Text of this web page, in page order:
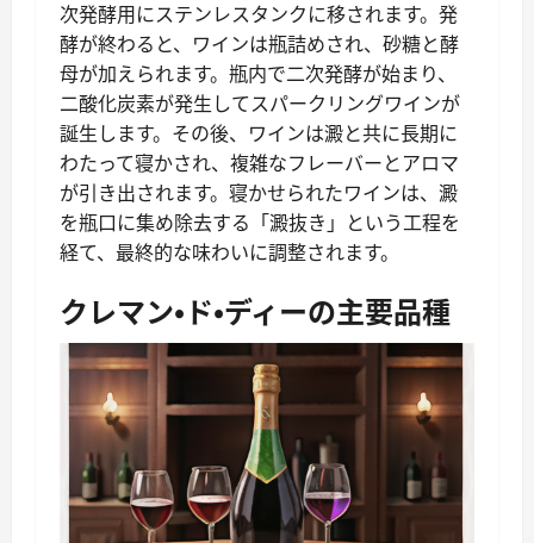
次発酵用にステンレスタンクに移されます。発
酵が終わると、ワインは瓶詰めされ、砂糖と酵
母が加えられます。瓶内で二次発酵が始まり、
二酸化炭素が発生してスパークリングワインが
誕生します。その後、ワインは澱と共に長期に
わたって寝かされ、複雑なフレーバーとアロマ
が引き出されます。寝かせられたワインは、澱
を瓶口に集め除去する「澱抜き」という工程を
経て、最終的な味わいに調整されます。
クレマン・ド・ディーの主要品種